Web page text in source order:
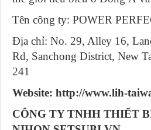
Tên công ty: POWER
Địa chỉ: No. 29, Alley 16,
Rd, Sanchong District, New
241
Website: http://www.lih-
CÔNG TY TNHH THIẾT